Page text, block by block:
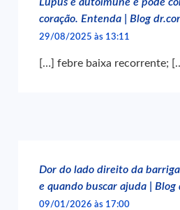
Lúpus é autoimune e pode
coração. Entenda | Blog
29/08/2025 às 13:11
[…] febre baixa recorrente;
Dor do lado direito da
e quando buscar ajuda | Blog
09/01/2026 às 17:00